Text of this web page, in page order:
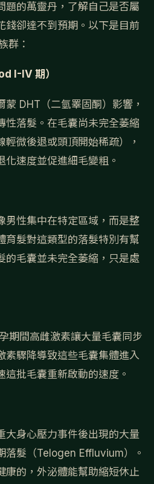
題的萬靈丹，了解自己是否屬
錢卻達不到預期。以下是目前
群：
I-IV 期）
DHT（二氫睪固酮）影響，
性落髮。在毛囊尚未完全萎縮
微後退或頭頂開始稀疏），
速度並促進細毛變粗。
男性集中在特定區域，而是整
育髮對這類型的落髮特別有幫
的毛囊並未完全萎縮，只是處
期間高雌激素讓大量毛囊同步
素驟降導致這些毛囊集體進入
批毛囊重新啟動的速度。
大身心壓力事件後出現的大量
落髮（Telogen Effluvium）。
康的，外泌體能幫助縮短休止